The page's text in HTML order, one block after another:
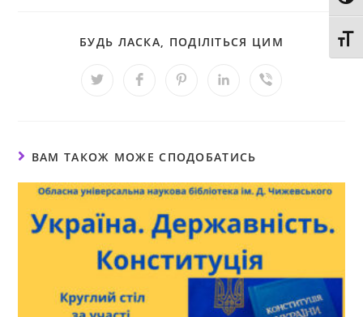
БУДЬ ЛАСКА, ПОДІЛІТЬСЯ ЦИМ
ВАМ ТАКОЖ МОЖЕ СПОДОБАТИСЬ